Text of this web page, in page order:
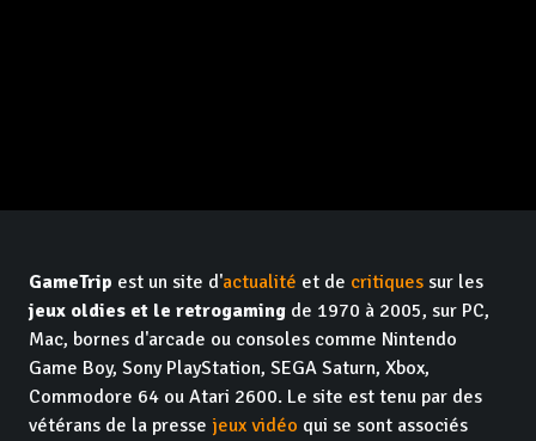
GameTrip est un site d'actualité et de critiques sur les
jeux oldies et le retrogaming de 1970 à 2005, sur PC,
Mac, bornes d'arcade ou consoles comme Nintendo
Game Boy, Sony PlayStation, SEGA Saturn, Xbox,
Commodore 64 ou Atari 2600. Le site est tenu par des
vétérans de la presse jeux vidéo qui se sont associés